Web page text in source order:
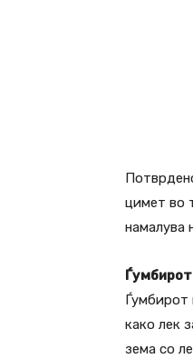
цимет во
намалува
Ѓумбирот
Ѓумбирот
како лек
зема со